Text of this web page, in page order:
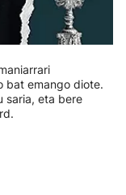
bat emango diote.
saria, eta bere